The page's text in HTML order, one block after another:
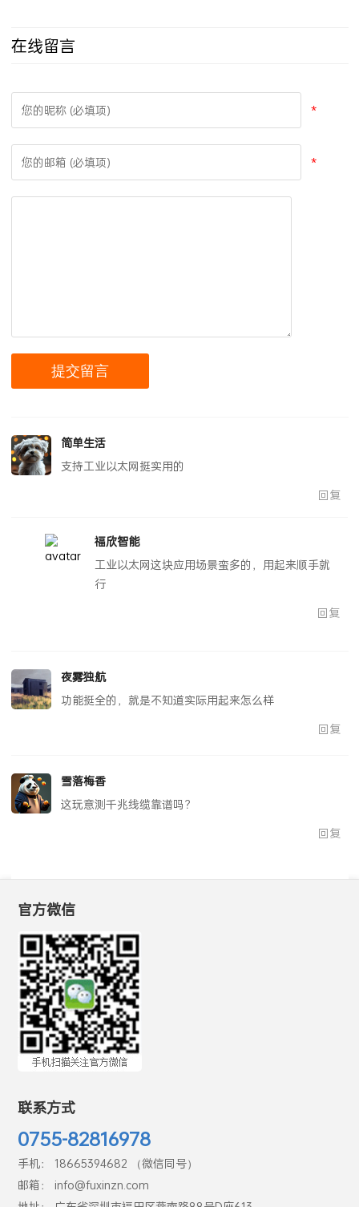
在线留言
*
*
简单生活
支持工业以太网挺实用的
回复
福欣智能
工业以太网这块应用场景蛮多的，用起来顺手就
行
回复
夜雾独航
功能挺全的，就是不知道实际用起来怎么样
回复
雪落梅香
这玩意测千兆线缆靠谱吗？
回复
官方微信
联系方式
0755-82816978
手机： 18665394682 （微信同号）
邮箱： info@fuxinzn.com